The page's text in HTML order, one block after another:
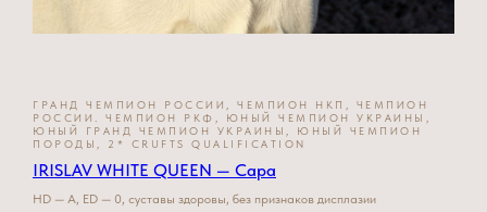
ГРАНД ЧЕМПИОН РОССИИ, ЧЕМПИОН НКП, ЧЕМПИОН
РОССИИ. ЧЕМПИОН РКФ, ЮНЫЙ ЧЕМПИОН УКРАИНЫ,
ЮНЫЙ ГРАНД ЧЕМПИОН УКРАИНЫ, ЮНЫЙ ЧЕМПИОН
ПОРОДЫ, 2* CRUFTS QUALIFICATION
IRISLAV WHITE QUEEN — Сара
HD — A, ED — 0, суставы здоровы, без признаков дисплазии